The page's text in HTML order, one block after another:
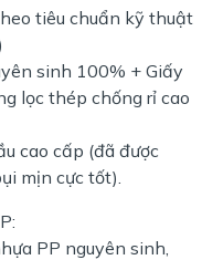
tiêu chuẩn kỹ thuật
sinh 100% + Giấy
lọc thép chống rỉ cao
cao cấp (đã được
mịn cực tốt).
PP nguyên sinh,